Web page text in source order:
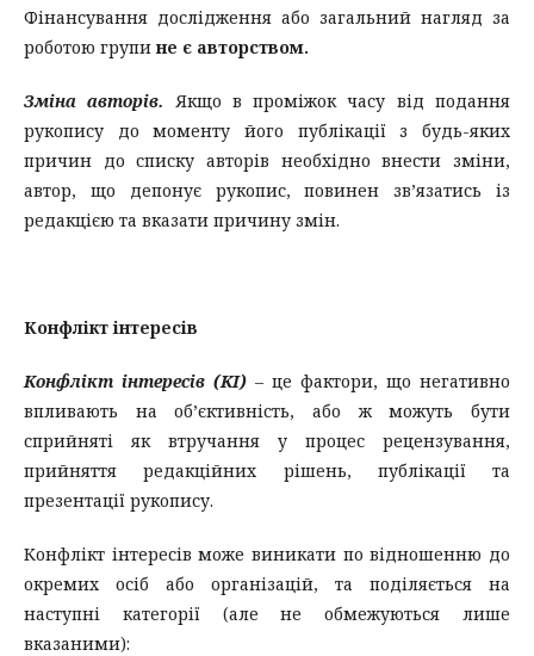
Фінансування дослідження або загальний нагляд за
роботою групине є авторством.
Зміна авторів. Якщо в проміжок часу від подання
рукопису до моменту його публікації з будь-яких
причин до списку авторів необхідно внести зміни,
автор, що депонує рукопис, повинен зв’язатись із
редакцією та вказати причину змін.
Конфлікт інтересів
Конфлікт інтересів (KI) – це фактори, що негативно
впливають на об’єктивність, або ж можуть бути
сприйняті як втручання у процес рецензування,
прийняття редакційних рішень, публікації та
презентації рукопису.
Конфлікт інтересів може виникати по відношенню до
окремих осіб або організацій, та поділяється на
наступні категорії (але не обмежуються лише
вказаними):